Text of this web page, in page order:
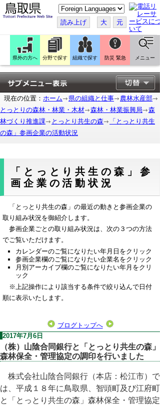
こ
の
ペ
ー
ジ
翻
訳
す
る
読み上げ 大 元
県外の方へ 分野で探す 組織で探す 防災 緊急 メニュー
現在の位置： ホーム 県の組織と仕事
農林水産部
とっとりの森林・林業・木材
森林・林業振興局
森
林づくり推進課
とっとり共生の森
「とっとり共生
の森」参画企業の活動状況
「とっとり共生の森」参
画企業の活動状況
「とっとり共生の森」の最近の動きと参画企業の
取り組み状況を御紹介します。
参画企業ごとの取り組み状況は、次の３つの方法
でご覧いただけます。
カレンダーのご覧になりたい年月日をクリック
参画企業欄のご覧になりたい企業名をクリック
月別アーカイブ欄のご覧になりたい年月をクリ
ック
※上記操作により該当する条件で絞り込んで日付
順に表示いたします。
ブログトップへ
2017年7月6日
（株）山陰合同銀行と「とっとり共生の森」
森林保全・管理協定の調印を行いました
株式会社山陰合同銀行（本店：松江市）で
は、平成１８年に鳥取県、智頭町及び江府町
と「とっとり共生の森」森林保全・管理協定